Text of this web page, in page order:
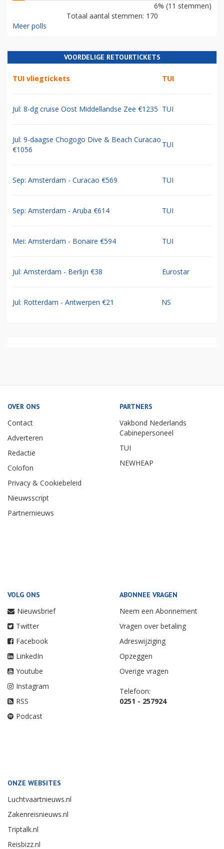
6% (11 stemmen)
Totaal aantal stemmen: 170
Meer polls
VOORDELIGE RETOURTICKETS
TUI vliegtickets TUI
Jul: 8-dg cruise Oost Middellandse Zee €1235 TUI
Jul: 9-daagse Chogogo Dive & Beach Curacao
€1056
TUI
Sep: Amsterdam - Curacao €569 TUI
Sep: Amsterdam - Aruba €614 TUI
Mei: Amsterdam - Bonaire €594 TUI
Jul: Amsterdam - Berlijn €38 Eurostar
Jul: Rotterdam - Antwerpen €21 NS
OVER ONS
Contact
Adverteren
Redactie
Colofon
Privacy & Cookiebeleid
Nieuwsscript
Partnernieuws
PARTNERS
Vakbond Nederlands
Cabinepersoneel
TUI
NEWHEAP
VOLG ONS
Nieuwsbrief
Twitter
Facebook
LinkedIn
Youtube
Instagram
RSS
Podcast
ABONNEE VRAGEN
Neem een Abonnement
Vragen over betaling
Adreswijziging
Opzeggen
Overige vragen
Telefoon:
0251 - 257924
ONZE WEBSITES
Luchtvaartnieuws.nl
Zakenreisnieuws.nl
Triptalk.nl
Reisbizz.nl